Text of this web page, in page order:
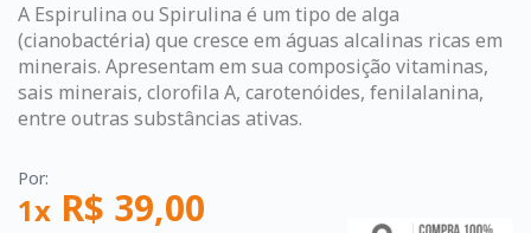
A Espirulina ou Spirulina é um tipo de alga
(cianobactéria) que cresce em águas alcalinas ricas em
minerais. Apresentam em sua composição vitaminas,
sais minerais, clorofila A, carotenóides, fenilalanina,
entre outras substâncias ativas.
Por:
1x R$ 39,00